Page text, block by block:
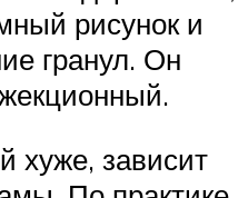
рисунок и
гранул. Он
хуже, зависит